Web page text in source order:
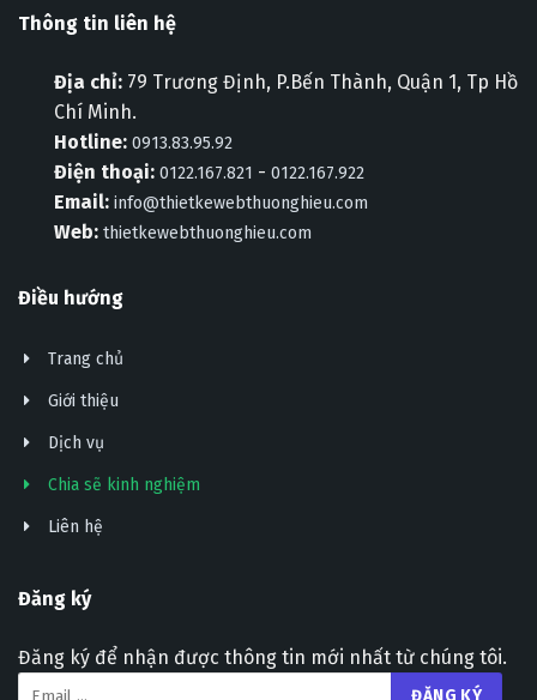
Thông tin liên hệ
Địa chỉ: 79 Trương Định, P.Bến Thành, Quận 1, Tp Hồ
Chí Minh.
Hotline: 0913.83.95.92
Điện thoại: 0122.167.821 - 0122.167.922
Email: info@thietkewebthuonghieu.com
Web: thietkewebthuonghieu.com
Điều hướng
Trang chủ
Giới thiệu
Dịch vụ
Chia sẽ kinh nghiệm
Liên hệ
Đăng ký
Đăng ký để nhận được thông tin mới nhất từ chúng tôi.